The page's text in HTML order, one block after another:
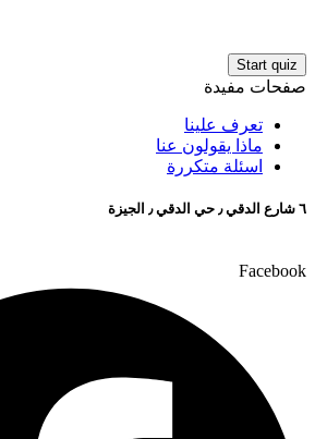
صفحات مفيدة
تعرف علينا
ماذا يقولون عنا
اسئلة متكررة
٦ شارع الدقي ٫ حي الدقي ٫ الجيزة
Facebook